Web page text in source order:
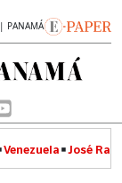
PANAMÁ
Venezuela José